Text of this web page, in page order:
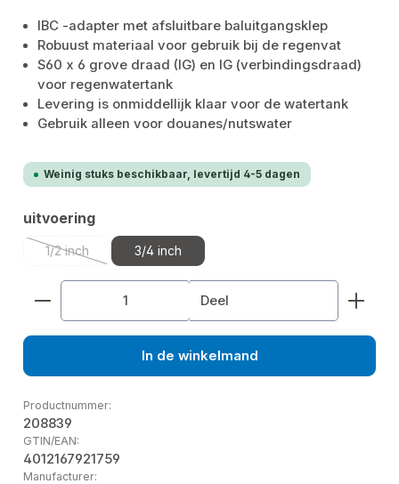
IBC -adapter met afsluitbare baluitgangsklep
Robuust materiaal voor gebruik bij de regenvat
S60 x 6 grove draad (IG) en IG (verbindingsdraad)
voor regenwatertank
Levering is onmiddellijk klaar voor de watertank
Gebruik alleen voor douanes/nutswater
Weinig stuks beschikbaar, levertijd 4-5 dagen
Selecteer
uitvoering
1/2 inch
(Deze optie is momenteel niet beschikbaar.)
3/4 inch
Producthoeveelheid: Voer de gewenste
Deel
In de winkelmand
Productnummer:
208839
GTIN/EAN:
4012167921759
Manufacturer: